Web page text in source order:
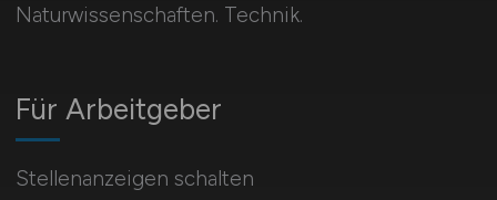
Naturwissenschaften. Technik.
Für Arbeitgeber
Stellenanzeigen schalten